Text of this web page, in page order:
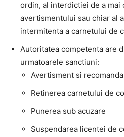
ordin, al interdictiei de a mai
avertismentului sau chiar al
intermitenta a carnetului de
Autoritatea competenta are
urmatoarele sanctiuni:
Avertisment si
Retinerea carnetului de
Punerea sub acuzare
Suspendarea licentei de